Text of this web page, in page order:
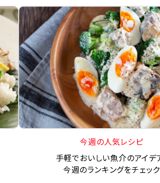
今週の人気レシピ
手軽でおいしい魚介のアイデ
今週のランキングをチェック